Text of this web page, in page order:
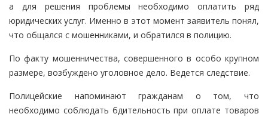
а для решения проблемы необходимо оплатить ряд
юридических услуг. Именно в этот момент заявитель понял,
что общался с мошенниками, и обратился в полицию.
По факту мошенничества, совершенного в особо крупном
размере, возбуждено уголовное дело. Ведется следствие.
Полицейские напоминают гражданам о том, что
необходимо соблюдать бдительность при оплате товаров